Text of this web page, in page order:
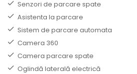
Senzori de parcare spate
Asistenta la parcare
Sistem de parcare automata
Camera 360
Camera parcare spate
Oglindă laterală electrică